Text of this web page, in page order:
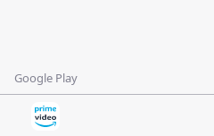
Google Play